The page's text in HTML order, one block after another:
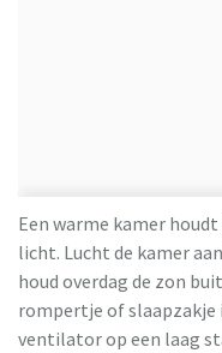
Een warme kamer
licht. Lucht de kamer
houd overdag de zon
rompertje of slaapzakje
ventilator op een laag